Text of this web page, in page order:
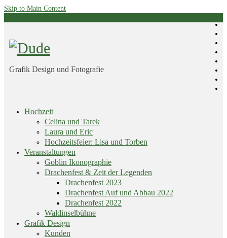
Skip to Main Content
Grafik Design und Fotografie
Hochzeit
Celina und Tarek
Laura und Eric
Hochzeitsfeier: Lisa und Torben
Veranstaltungen
Goblin Ikonographie
Drachenfest & Zeit der Legenden
Drachenfest 2023
Drachenfest Auf und Abbau 2022
Drachenfest 2022
Waldinselbühne
Grafik Design
Kunden